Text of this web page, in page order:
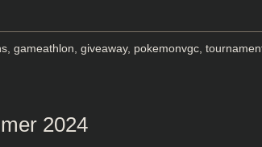
gameathlon giveaway, pokemonvgc
2024